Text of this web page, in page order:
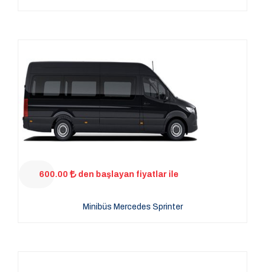
600.00 den başlayan fiyatlar ile
Minibüs Mercedes Sprinter